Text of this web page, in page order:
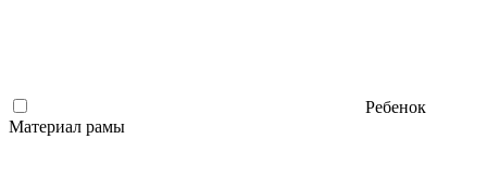
Ребенок
Материал рамы